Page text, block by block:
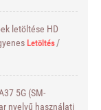
letöltése HD
Letöltés/
5G (SM-
nyelvű használati